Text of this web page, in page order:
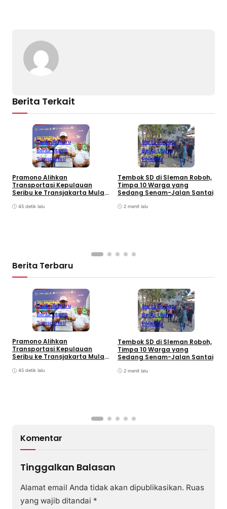
Berita Terkait
Berita Terbaru
Berita Utama
Transportasi
Pramono Alihkan
Transportasi Kepulauan
Seribu ke Transjakarta Mulai
45 detik lalu
Berita Terbaru
Berita Utama
Peristiwa
Tembok SD di Sleman Roboh,
Timpa 10 Warga yang
Sedang Senam-Jalan Santai
2 menit lalu
Berita Terbaru
Berita Terbaru
Berita Utama
Transportasi
Pramono Alihkan
Transportasi Kepulauan
Seribu ke Transjakarta Mulai
45 detik lalu
Berita Terbaru
Berita Utama
Peristiwa
Tembok SD di Sleman Roboh,
Timpa 10 Warga yang
Sedang Senam-Jalan Santai
2 menit lalu
Komentar
Tinggalkan Balasan
Alamat email Anda tidak akan dipublikasikan. Ruas
yang wajib ditandai *